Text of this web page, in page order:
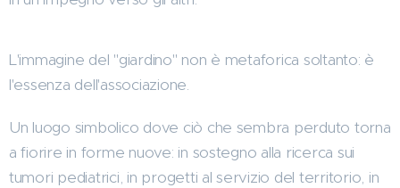
L'immagine del "giardino" non è metaforica soltanto: è
l'essenza dell'associazione.
Un luogo simbolico dove ciò che sembra perduto torna
a fiorire in forme nuove: in sostegno alla ricerca sui
tumori pediatrici, in progetti al servizio del territorio, in